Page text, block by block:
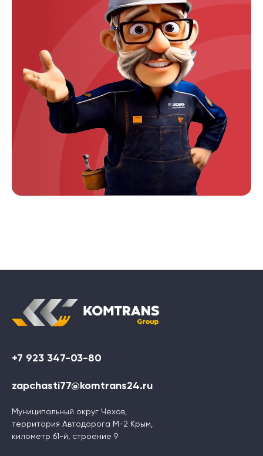
+7 923 347-03-80
zapchasti77@komtrans24.ru
Муниципальный округ Чехов,
территория Автодорога М-2 Крым,
километр 61-й, строение 9